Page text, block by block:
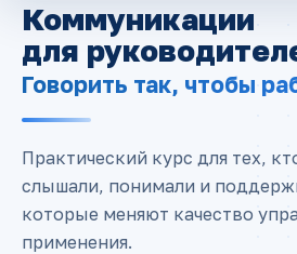
Коммуникации
для
Говорить так, чтобы
Практический курс для тех,
слышали, понимали и
которые меняют качество
применения.